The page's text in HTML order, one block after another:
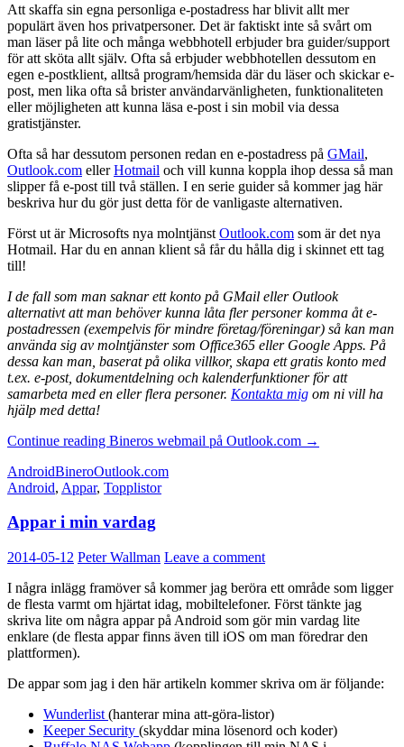
Att skaffa sin egna personliga e-postadress har blivit allt mer
populärt även hos privatpersoner. Det är faktiskt inte så svårt om
man läser på lite och många webbhotell erbjuder bra guider/support
för att sköta allt själv. Ofta så erbjuder webbhotellen dessutom en
egen e-postklient, alltså program/hemsida där du läser och skickar e-
post, men lika ofta så brister användarvänligheten, funktionaliteten
eller möjligheten att kunna läsa e-post i sin mobil via dessa
gratistjänster.
Ofta så har dessutom personen redan en e-postadress på GMail,
Outlook.com ellerHotmail och vill kunna koppla ihop dessa så man
slipper få e-post till två ställen. I en serie guider så kommer jag här
beskriva hur du gör just detta för de vanligaste alternativen.
Först ut är Microsofts nya molntjänst Outlook.com som är det nya
Hotmail. Har du en annan klient så får du hålla dig i skinnet ett tag
till!
I de fall som man saknar ett konto på GMail eller Outlook
alternativt att man behöver kunna låta fler personer komma åt e-
postadressen (exempelvis för mindre företag/föreningar) så kan man
använda sig av molntjänster som Office365 eller Google Apps. På
dessa kan man, baserat på olika villkor, skapa ett gratis konto med
t.ex. e-post, dokumentdelning och kalenderfunktioner för att
samarbeta med en eller flera personer. Kontakta mig om ni vill ha
hjälp med detta!
Continue reading Bineros webmail på Outlook.com →
AndroidBineroOutlook.com
Android, Appar, Topplistor
Appar i min vardag
2014-05-12 Peter Wallman Leave a comment
I några inlägg framöver så kommer jag beröra ett område som ligger
de flesta varmt om hjärtat idag, mobiltelefoner. Först tänkte jag
skriva lite om några appar på Android som gör min vardag lite
enklare (de flesta appar finns även till iOS om man föredrar den
plattformen).
De appar som jag i den här artikeln kommer skriva om är följande:
Wunderlist (hanterar mina att-göra-listor)
Keeper Security (skyddar mina lösenord och koder)